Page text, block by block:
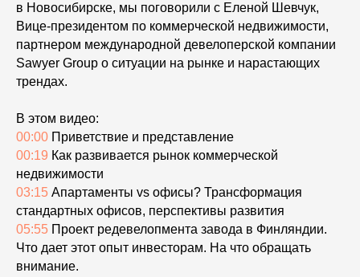
в Новосибирске, мы поговорили с Еленой Шевчук,
Вице-президентом по коммерческой недвижимости,
партнером международной девелоперской компании
Sawyer Group о ситуации на рынке и нарастающих
трендах.
В этом видео:
00:00 Приветствие и представление
00:19 Как развивается рынок коммерческой
недвижимости
03:15 Апартаменты vs офисы? Трансформация
стандартных офисов, перспективы развития
05:55 Проект редевелопмента завода в Финляндии.
Что дает этот опыт инвесторам. На что обращать
внимание.